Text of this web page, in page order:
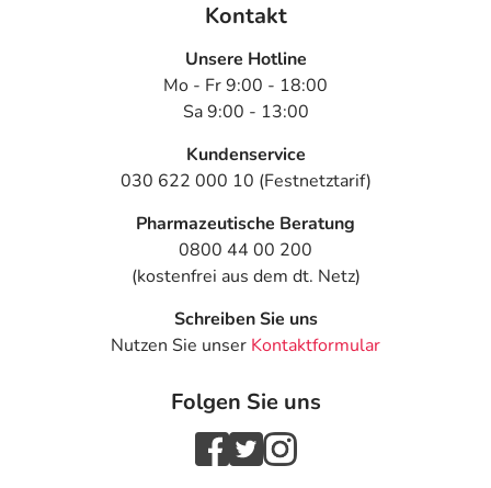
Kontakt
Unsere Hotline
Mo - Fr 9:00 - 18:00
Sa 9:00 - 13:00
Kundenservice
030 622 000 10 (Festnetztarif)
Pharmazeutische Beratung
0800 44 00 200
(kostenfrei aus dem dt. Netz)
Schreiben Sie uns
Nutzen Sie unser Kontaktformular
Folgen Sie uns